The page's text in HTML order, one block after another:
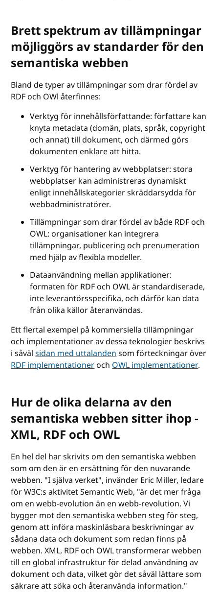
Brett spektrum av tillämpningar
möjliggörs av standarder för den
semantiska webben
Bland de typer av tillämpningar som drar fördel av
RDF och OWl återfinnes:
Verktyg för innehållsförfattande: författare kan
knyta metadata (domän, plats, språk, copyright
och annat) till dokument, och därmed görs
dokumenten enklare att hitta.
Verktyg för hantering av webbplatser: stora
webbplatser kan administreras dynamiskt
enligt innehållskategorier skräddarsydda för
webbadministratörer.
Tillämpningar som drar fördel av både RDF och
OWL: organisationer kan integrera
tillämpningar, publicering och prenumeration
med hjälp av flexibla modeller.
Dataanvändning mellan applikationer:
formaten för RDF och OWL är standardiserade,
inte leverantörsspecifika, och därför kan data
från olika källor återanvändas.
Ett flertal exempel på kommersiella tillämpningar
och implementationer av dessa teknologier beskrivs
i såvälsidan med uttalandensom förteckningar över
RDF implementationerochOWL implementationer.
Hur de olika delarna av den
semantiska webben sitter ihop -
XML, RDF och OWL
En hel del har skrivits om den semantiska webben
som om den är en ersättning för den nuvarande
webben. "I själva verket", invänder Eric Miller, ledare
för W3C:s aktivitet Semantic Web, "är det mer fråga
om en webb-evolution än en webb-revolution. Vi
bygger mot den semantiska webben steg för steg,
genom att införa maskinläsbara beskrivningar av
sådana data och dokument som redan finns på
webben. XML, RDF och OWL transformerar webben
till en global infrastruktur för delad användning av
dokument och data, vilket gör det såväl lättare som
säkrare att söka och återanvända information."